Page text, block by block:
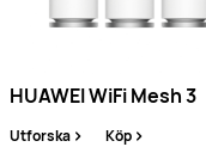
HUAWEI WiFi Mesh 3
Utforska Köp
WiFi AX-serien